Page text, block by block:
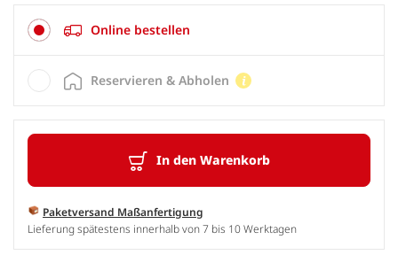
Online bestellen
In den Warenkorb
Paketversand Maßanfertigung
Lieferung spätestens innerhalb von 7 bis 10 Werktagen
Reservieren & Abholen